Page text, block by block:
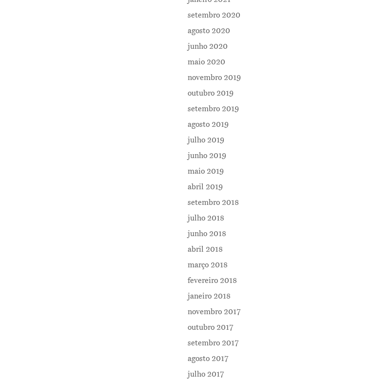
setembro 2020
agosto 2020
junho 2020
maio 2020
novembro 2019
outubro 2019
setembro 2019
agosto 2019
julho 2019
junho 2019
maio 2019
abril 2019
setembro 2018
julho 2018
junho 2018
abril 2018
março 2018
fevereiro 2018
janeiro 2018
novembro 2017
outubro 2017
setembro 2017
agosto 2017
julho 2017